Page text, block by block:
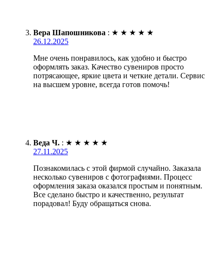
Вера Шапошникова : ★ ★ ★ ★ ★
26.12.2025
Мне очень понравилось, как удобно и быстро
оформлять заказ. Качество сувениров просто
потрясающее, яркие цвета и четкие детали. Сервис
на высшем уровне, всегда готов помочь!
Веда Ч. : ★ ★ ★ ★ ★
27.11.2025
Познакомилась с этой фирмой случайно. Заказала
несколько сувениров с фотографиями. Процесс
оформления заказа оказался простым и понятным.
Все сделано быстро и качественно, результат
порадовал! Буду обращаться снова.